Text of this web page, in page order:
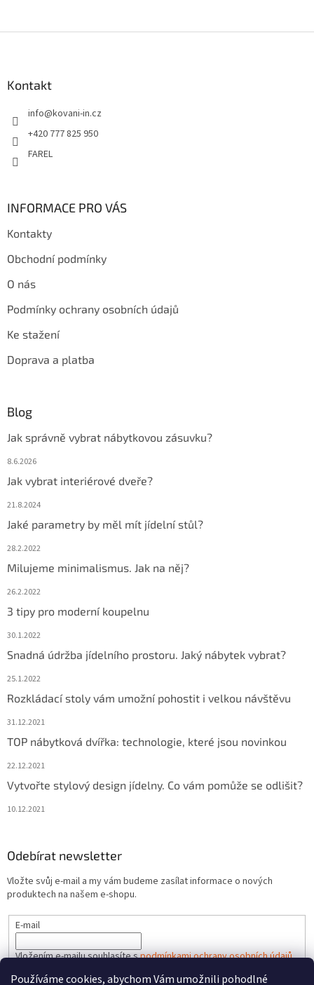
Používáme cookies, abychom Vám umožnili pohodlné
Kontakt
info@kovani-in.cz
+420 777 825 950
FAREL
INFORMACE PRO VÁS
Kontakty
Obchodní podmínky
O nás
Podmínky ochrany osobních údajů
Ke stažení
Doprava a platba
Blog
Jak správně vybrat nábytkovou zásuvku?
8.6.2026
Jak vybrat interiérové dveře?
21.8.2024
Jaké parametry by měl mít jídelní stůl?
28.2.2022
Milujeme minimalismus. Jak na něj?
26.2.2022
3 tipy pro moderní koupelnu
30.1.2022
Snadná údržba jídelního prostoru. Jaký nábytek vybrat?
25.1.2022
Rozkládací stoly vám umožní pohostit i velkou návštěvu
31.12.2021
TOP nábytková dvířka: technologie, které jsou novinkou
22.12.2021
Vytvořte stylový design jídelny. Co vám pomůže se odlišit?
10.12.2021
Odebírat newsletter
Vložte svůj e-mail a my vám budeme zasílat informace o nových
produktech na našem e-shopu.
E-mail
Vložením e-mailu souhlasíte spodmínkami ochrany osobních údajů